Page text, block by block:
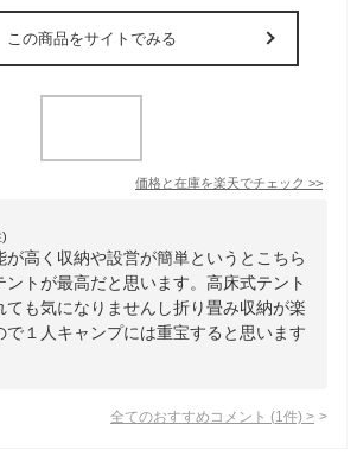
この商品をサイトでみる
価格と在庫を楽天でチェック >>
が高く収納や設営が簡単というとこちら
ントが最高だと思います。高床式テント
ても気になりませんし折り畳み収納が楽
で１人キャンプには重宝すると思います
全てのおすすめコメント (1 件) >